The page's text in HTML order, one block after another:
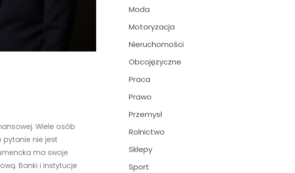
Wiele osób
pytanie nie jest
ma swoje
Banki i instytucje
Moda
Motoryzacja
Nieruchomości
Obcojęzyczne
Praca
Prawo
Przemysł
Rolnictwo
Sklepy
Sport